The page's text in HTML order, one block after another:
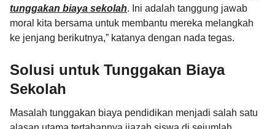
tunggakan biaya sekolah. Ini adalah tanggung jawab
moral kita bersama untuk membantu mereka melangkah
ke jenjang berikutnya,” katanya dengan nada tegas.
Solusi untuk Tunggakan Biaya
Sekolah
Masalah tunggakan biaya pendidikan menjadi salah satu